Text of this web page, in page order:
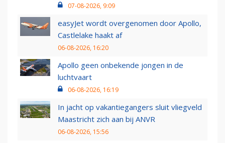
07-08-2026, 9:09
easyJet wordt overgenomen door Apollo,
Castlelake haakt af
06-08-2026, 16:20
Apollo geen onbekende jongen in de
luchtvaart
06-08-2026, 16:19
In jacht op vakantiegangers sluit vliegveld
Maastricht zich aan bij ANVR
06-08-2026, 15:56